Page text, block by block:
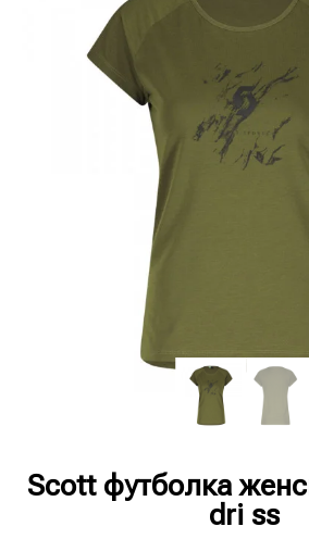
Scott футболка
dri ss